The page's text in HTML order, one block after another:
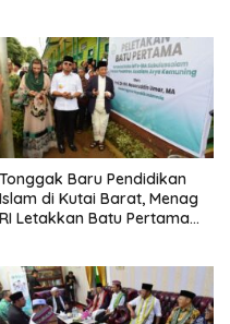
Tonggak Baru Pendidikan
Islam di Kutai Barat, Menag
RI Letakkan Batu Pertama